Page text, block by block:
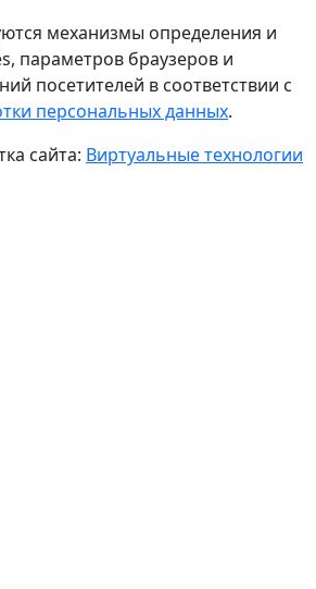
механизмы определения и
параметров браузеров и
посетителей в соответствии с
персональных данных.
сайта: Виртуальные технологии